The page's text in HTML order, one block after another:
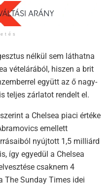
nélkül sem láthatna
vételárából, hiszen a brit
együtt az ő nagy-
teljes zárlatot rendelt el.
a Chelsea piaci értéke
emellett
nyújtott 1,5 milliárd
így egyedül a Chelsea
csaknem 4
Sunday Times idei